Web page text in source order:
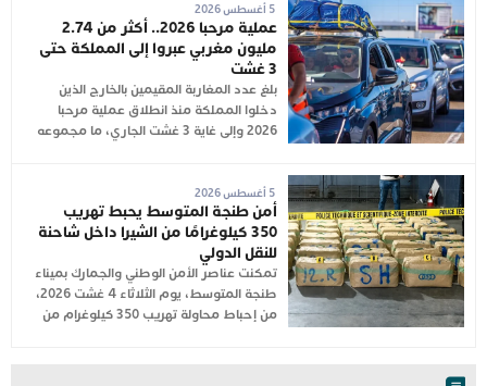
5 أغسطس 2026
عملية مرحبا 2026.. أكثر من 2.74
مليون مغربي عبروا إلى المملكة حتى
3 غشت
بلغ عدد المغاربة المقيمين بالخارج الذين
دخلوا المملكة منذ انطلاق عملية مرحبا
2026 وإلى غاية 3 غشت الجاري، ما مجموعه
5 أغسطس 2026
أمن طنجة المتوسط يحبط تهريب
350 كيلوغرامًا من الشيرا داخل شاحنة
للنقل الدولي
تمكنت عناصر الأمن الوطني والجمارك بميناء
طنجة المتوسط، يوم الثلاثاء 4 غشت 2026،
من إحباط محاولة تهريب 350 كيلوغرام من